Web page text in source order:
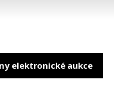
elektronické aukce